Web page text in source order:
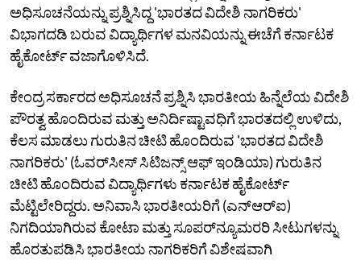
ಅಧಿಸೂಚನೆಯನ್ನು ಪ್ರಶ್ನಿಸಿದ್ದ 'ಭಾರತದ ವಿದೇಶಿ ನಾಗರಿಕರು'
ವಿಭಾಗದಡಿ ಬರುವ ವಿದ್ಯಾರ್ಥಿಗಳ ಮನವಿಯನ್ನು ಈಚೆಗೆ ಕರ್ನಾಟಕ
ಹೈಕೋರ್ಟ್‌ ವಜಾಗೊಳಿಸಿದೆ.
ಕೇಂದ್ರ ಸರ್ಕಾರದ ಅಧಿಸೂಚನೆ ಪ್ರಶ್ನಿಸಿ ಭಾರತೀಯ ಹಿನ್ನೆಲೆಯ ವಿದೇಶಿ
ಪೌರತ್ವ ಹೊಂದಿರುವ ಮತ್ತು ಅನಿರ್ದಿಷ್ಟಾವಧಿಗೆ ಭಾರತದಲ್ಲಿ ಉಳಿದು,
ಕೆಲಸ ಮಾಡಲು ಗುರುತಿನ ಚೀಟಿ ಹೊಂದಿರುವ 'ಭಾರತದ ವಿದೇಶಿ
ನಾಗರಿಕರು' (ಓವರ್‌ಸೀಸ್‌ ಸಿಟಿಜನ್ಸ್‌ ಆಫ್‌ ಇಂಡಿಯಾ) ಗುರುತಿನ
ಚೀಟಿ ಹೊಂದಿರುವ ವಿದ್ಯಾರ್ಥಿಗಳು ಕರ್ನಾಟಕ ಹೈಕೋರ್ಟ್‌
ಮೆಟ್ಟಿಲೇರಿದ್ದರು. ಅನಿವಾಸಿ ಭಾರತೀಯರಿಗೆ (ಎನ್‌ಆರ್‌ಐ)
ನಿಗದಿಯಾಗಿರುವ ಕೋಟಾ ಮತ್ತು ಸೂಪರ್‌ನ್ಯೂಮರರಿ ಸೀಟುಗಳನ್ನು
ಹೊರತುಪಡಿಸಿ ಭಾರತೀಯ ನಾಗರಿಕರಿಗೆ ವಿಶೇಷವಾಗಿ